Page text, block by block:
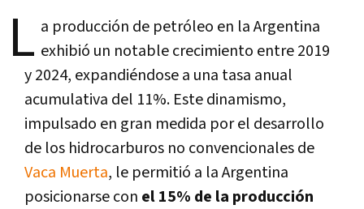
L a producción de petróleo en la Argentina
exhibió un notable crecimiento entre 2019
y 2024, expandiéndose a una tasa anual
acumulativa del 11%. Este dinamismo,
impulsado en gran medida por el desarrollo
de los hidrocarburos no convencionales de
Vaca Muerta, le permitió a la Argentina
posicionarse con el 15% de la producción